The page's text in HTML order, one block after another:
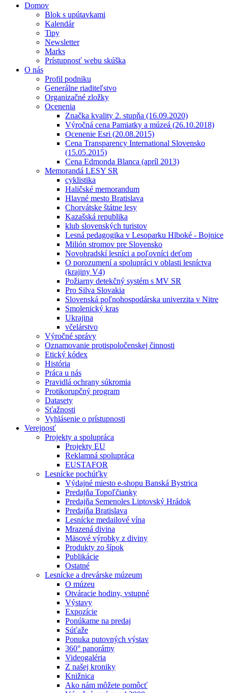
Domov
Blok s upútavkami
Kalendár
Tipy
Newsletter
Marks
Prístupnosť webu skúška
O nás
Profil podniku
Generálne riaditeľstvo
Organizačné zložky
Ocenenia
Značka kvality 2. stupňa (16.09.2020)
Výročná cena Pamiatky a múzeá (26.10.2018)
Ocenenie Esri (20.08.2015)
Cena Transparency International Slovensko
(15.05.2015)
Cena Edmonda Blanca (apríl 2013)
Memorandá LESY SR
cyklistika
Haličské memorandum
Hlavné mesto Bratislava
Chorvátske štátne lesy
Kazašská republika
klub slovenských turistov
Lesná pedagogika v Lesoparku Hlboké - Bojnice
Milión stromov pre Slovensko
Novohradskí lesníci a poľovníci deťom
O porozumení a spolupráci v oblasti lesníctva
(krajiny V4)
Požiarny detekčný systém s MV SR
Pro Silva Slovakia
Slovenská poľnohospodárska univerzita v Nitre
Smolenický kras
Ukrajina
včelárstvo
Výročné správy
Oznamovanie protispoločenskej činnosti
Etický kódex
História
Práca u nás
Pravidlá ochrany súkromia
Protikorupčný program
Datasety
Sťažnosti
Vyhlásenie o prístupnosti
Verejnosť
Projekty a spolupráca
Projekty EU
Reklamná spolupráca
EUSTAFOR
Lesnícke pochúťky
Výdajné miesto e-shopu Banská Bystrica
Predajňa Topoľčianky
Predajňa Semenoles Liptovský Hrádok
Predajňa Bratislava
Lesnícke medailové vína
Mrazená divina
Mäsové výrobky z diviny
Produkty zo šípok
Publikácie
Ostatné
Lesnícke a drevárske múzeum
O múzeu
Otváracie hodiny, vstupné
Výstavy
Expozície
Ponúkame na predaj
Súťaže
Ponuka putovných výstav
360° panorámy
Videogaléria
Z našej kroniky
Knižnica
Ako nám môžete pomôcť